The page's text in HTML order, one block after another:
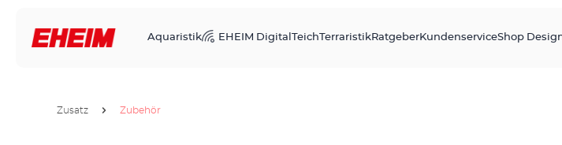
Aquaristik EHEIM Digital TeichTerraristikRatgeberKundenserviceShop
Zusatz Zubehör